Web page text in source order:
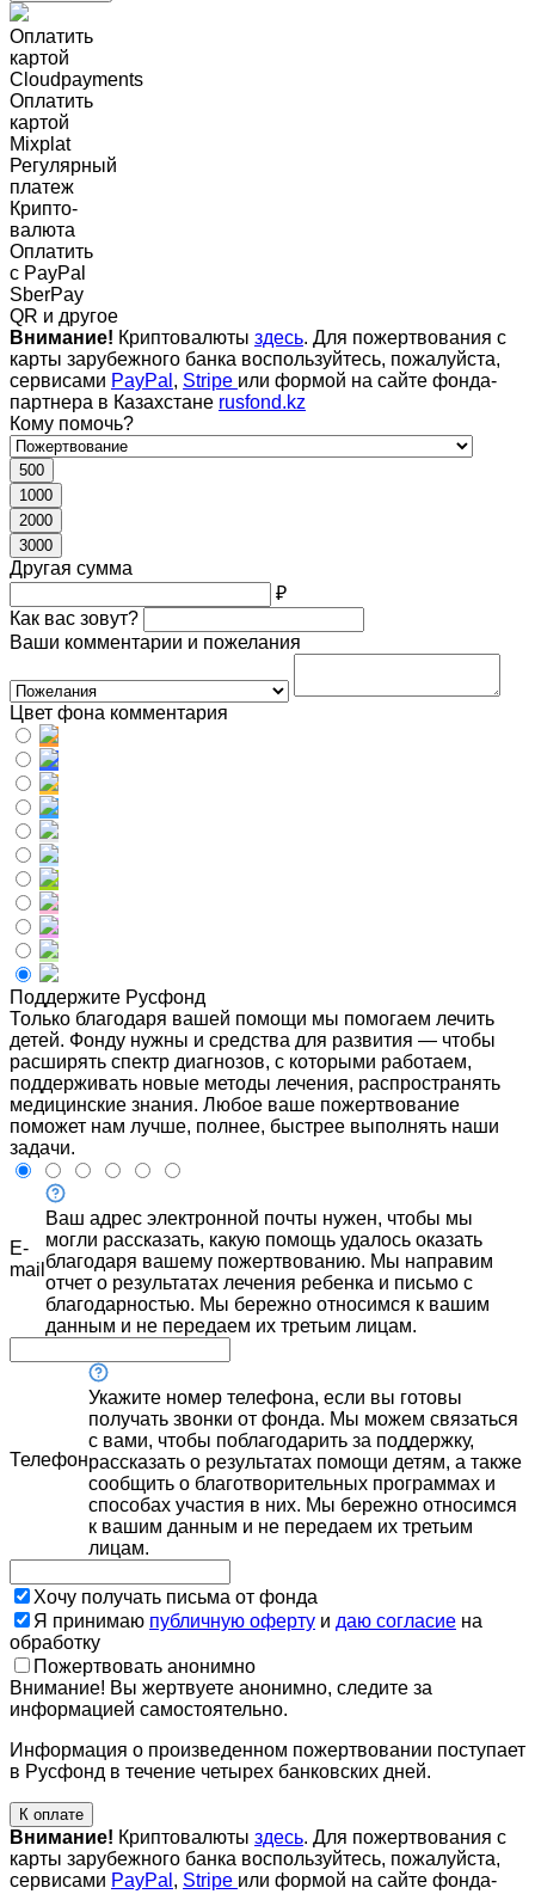
Оплатить
картой
Cloudpayments
Оплатить
картой
Mixplat
Регулярный
платеж
Крипто-
валюта
Оплатить
c PayPal
SberPay
QR и другое
Внимание! Криптовалюты здесь. Для пожертвования с
карты зарубежного банка воспользуйтесь, пожалуйста,
сервисами PayPal , Stripe или формой на сайте фонда-
партнера в Казахстане rusfond.kz
Кому помочь?
500
1000
2000
3000
Другая сумма
₽
Как вас зовут?
Ваши комментарии и пожелания
Цвет фона комментария
Поддержите Русфонд
Только благодаря вашей помощи мы помогаем лечить
детей. Фонду нужны и средства для развития — чтобы
расширять спектр диагнозов, с которыми работаем,
поддерживать новые методы лечения, распространять
медицинские знания. Любое ваше пожертвование
поможет нам лучше, полнее, быстрее выполнять наши
задачи.
E-
mail
Ваш адрес электронной почты нужен, чтобы мы
могли рассказать, какую помощь удалось оказать
благодаря вашему пожертвованию. Мы направим
отчет о результатах лечения ребенка и письмо с
благодарностью. Мы бережно относимся к вашим
данным и не передаем их третьим лицам.
Телефон
Укажите номер телефона, если вы готовы
получать звонки от фонда. Мы можем связаться
с вами, чтобы поблагодарить за поддержку,
рассказать о результатах помощи детям, а также
сообщить о благотворительных программах и
способах участия в них. Мы бережно относимся
к вашим данным и не передаем их третьим
лицам.
Хочу получать письма от фонда
Я принимаю публичную оферту и даю согласие на
обработку
Пожертвовать анонимно
Внимание! Вы жертвуете анонимно, следите за
информацией самостоятельно.
Информация о произведенном пожертвовании поступает
в Русфонд в течение четырех банковских дней.
К оплате
Внимание! Криптовалюты здесь. Для пожертвования с
карты зарубежного банка воспользуйтесь, пожалуйста,
сервисами PayPal , Stripe или формой на сайте фонда-